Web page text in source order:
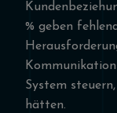
% geben
System
hätten.